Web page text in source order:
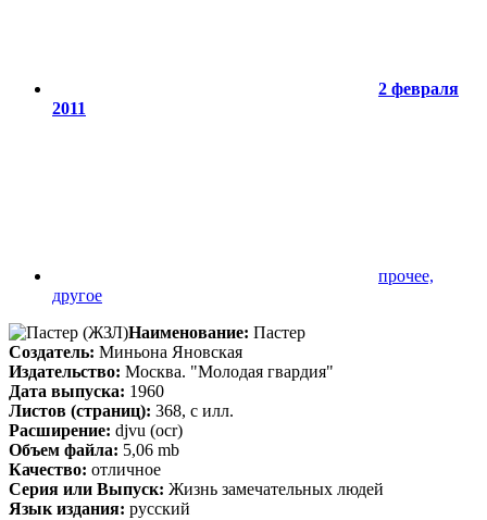
2 февраля
2011
прочее,
другое
Наименование: Пастер
Создатель: Миньона Яновская
Издательство: Москва. "Молодая гвардия"
Дата выпуска: 1960
Листов (страниц): 368, с илл.
Расширение: djvu (ocr)
Объем файла: 5,06 mb
Качество: отличное
Серия или Выпуск: Жизнь замечательных людей
Язык издания: русский